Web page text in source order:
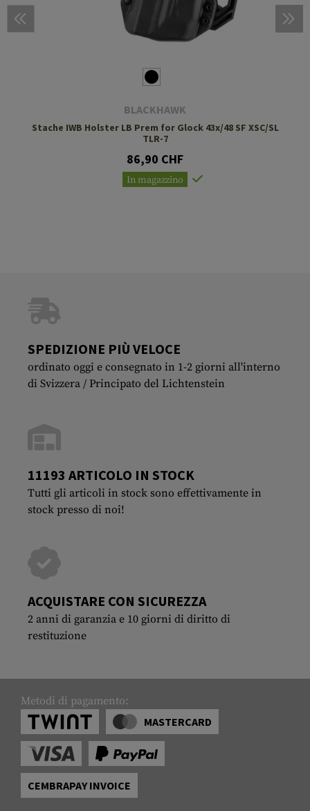
BLACKHAWK
Stache IWB Holster LB Prem for Glock 43x/48 SF XSC/SL
TLR-7
86,90 CHF
In magazzino
SPEDIZIONE PIÙ VELOCE
ordinato oggi e consegnato in 1-2 giorni all'interno
di Svizzera / Principato del Lichtenstein
11193 ARTICOLO IN STOCK
Tutti gli articoli in stock sono effettivamente in
stock presso di noi!
ACQUISTARE CON SICUREZZA
2 anni di garanzia e 10 giorni di diritto di
restituzione
Metodi di pagamento:
MASTERCARD
CEMBRAPAY INVOICE